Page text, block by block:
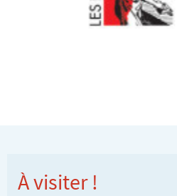
À visiter !